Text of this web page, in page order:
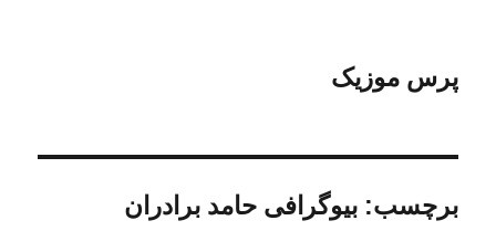
پرس موزیک
برچسب:بیوگرافی حامد برادران